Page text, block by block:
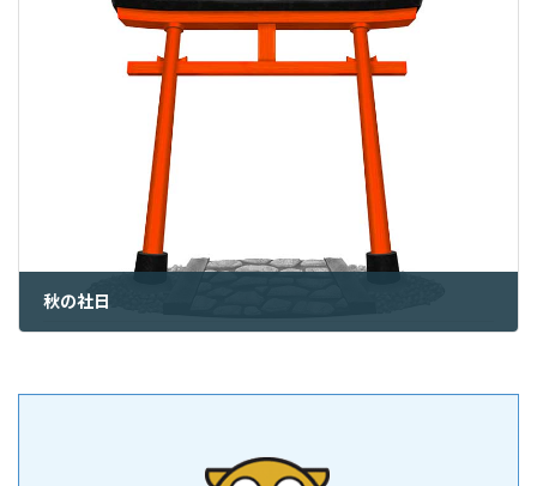
秋の社日